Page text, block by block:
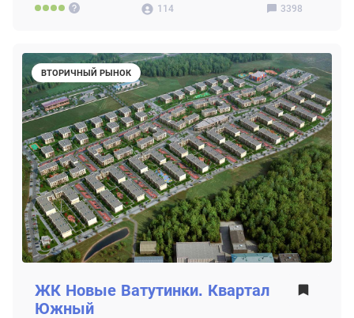
114
3398
ВТОРИЧНЫЙ РЫНОК
ЖК Новые Ватутинки. Квартал
Южный